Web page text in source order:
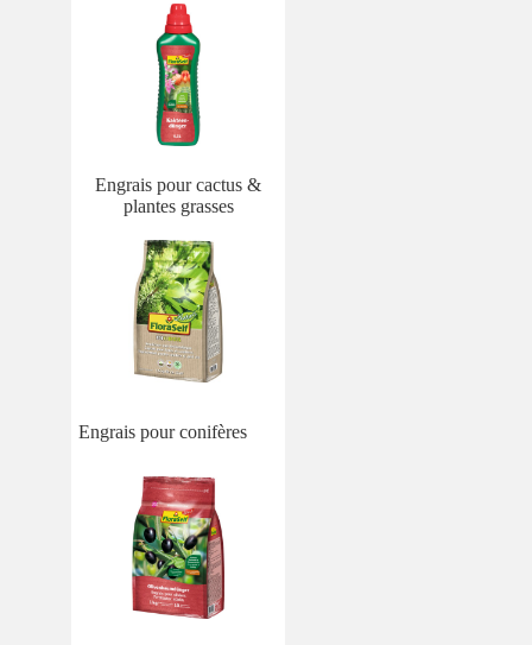
Engrais pour cactus &
plantes grasses
Engrais pour conifères